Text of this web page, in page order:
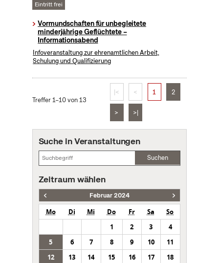
Eintritt frei
Vormundschaften für unbegleitete
minderjährige Geflüchtete –
Informationsabend
Infoveranstaltung zur ehrenamtlichen Arbeit,
Schulung und Qualifizierung
Treffer 1–10 von 13
|< < 1 2
> >|
Suche in Veranstaltungen
Suchen
Zeitraum wählen
Februar 2024
Mo Di Mi Do Fr Sa
So
1
2 3
4
5
6 7 8 9 10
11
12
13 14 15 16 17
18